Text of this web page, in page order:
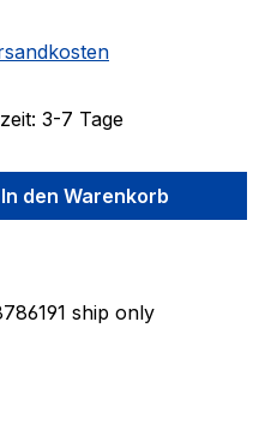
3-7 Tage
den
In den Warenkorb
ship only